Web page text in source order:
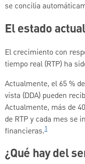
se concilia
El estado
El crecimiento con
tiempo real (RTP) ha
Actualmente, el 65 %
vista (DDA) pueden
Actualmente, más de
de RTP y cada mes se
financieras.1
¿Qué hay del